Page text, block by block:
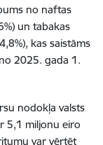
no naftas
un tabakas
kas saistāms
2025. gada 1.
nodokļa valsts
5,1 miljonu eiro
var vērtēt